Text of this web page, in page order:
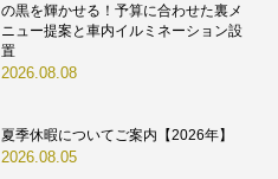
の黒を輝かせる！予算に合わせた裏メ
ニュー提案と車内イルミネーション設
置
2026.08.08
夏季休暇についてご案内【2026年】
2026.08.05